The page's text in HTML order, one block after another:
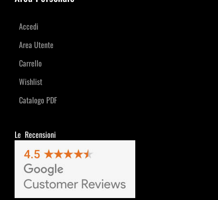
Accedi
Area Utente
Carrello
Wishlist
Catalogo PDF
Le Recensioni